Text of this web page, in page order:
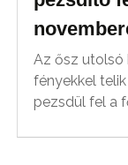
Az ősz utolsó
fényekkel
pezsdül fel a